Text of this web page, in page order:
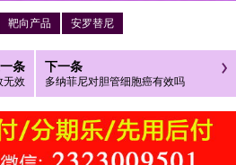
靶向产品 安罗替尼
一条
无效
下一条
多纳菲尼对胆管细胞癌有效吗